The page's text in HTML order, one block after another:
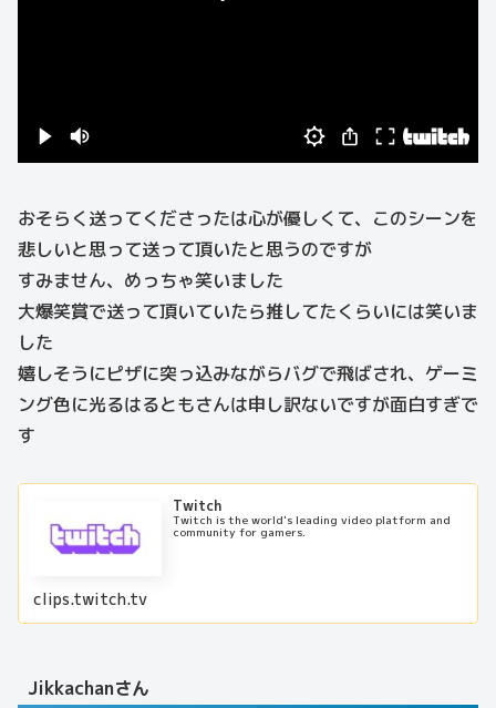
おそらく送ってくださったは心が優しくて、このシーンを
悲しいと思って送って頂いたと思うのですが
すみません、めっちゃ笑いました
大爆笑賞で送って頂いていたら推してたくらいには笑いま
した
嬉しそうにピザに突っ込みながらバグで飛ばされ、ゲーミ
ング色に光るはるともさんは申し訳ないですが面白すぎで
す
Twitch
Twitch is the world's leading video platform and
community for gamers.
clips.twitch.tv
Jikkachanさん